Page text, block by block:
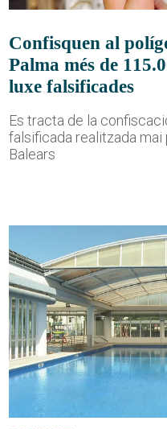
Confisquen al
Palma més de
luxe falsificades
Es tracta de la
falsificada realitzada mai
Balears